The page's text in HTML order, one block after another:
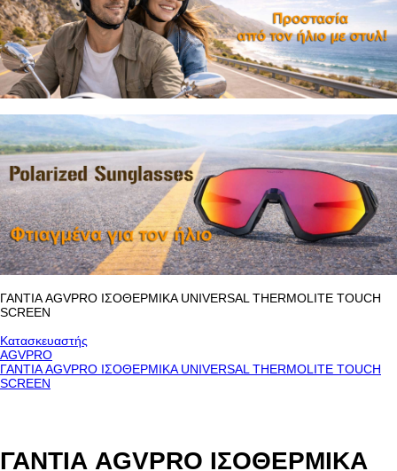
ΓΑΝΤΙΑ AGVPRO ΙΣΟΘΕΡΜΙΚΑ UNIVERSAL THERMOLITE TOUCH
SCREEN
Κατασκευαστής
AGVPRO
ΓΑΝΤΙΑ AGVPRO ΙΣΟΘΕΡΜΙΚΑ UNIVERSAL THERMOLITE TOUCH
SCREEN
ΓΑΝΤΙΑ AGVPRO ΙΣΟΘΕΡΜΙΚΑ